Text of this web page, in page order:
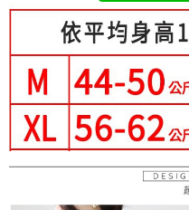
1.分期款項不併入電信帳單，「大
醒簡訊。
2.透過簡訊連結打開帳單後，可選
帳／街口支付／iPASS MONEY」
【注意事項】
1.本服務係由「台灣大哥大股份有
用戶於交易時，得透過本服務購買
買賣價金債權讓與本公司後，依約
2.基於同意付款使用「大哥付你分
資料（包含姓名、電話或地址）
由本公司與您本人進行分期帳單
3.完整用戶服務條款，請詳閱以下
【「AFTEE先享後付」結帳流程】
１．於結帳方式選擇「AFTEE先
結帳頁面，進行簡訊認證並確認
３．收到繳費通知簡訊後14天內
ATM／網路銀行／等多元方式進
※ 請注意：結帳手續完成當下不需
購買商品的店家。未經商家同意
後付繳納相關費用。
※ 交易是否成功請以「AFTEE先
是否繳費成功／繳費後需取消欲
https://
運送方式
全家付款取貨
每筆NT$80，滿NT$699(含以
付款後全家取貨
每筆NT$80，滿NT$699(含以
每筆NT$80，滿NT$699(含以